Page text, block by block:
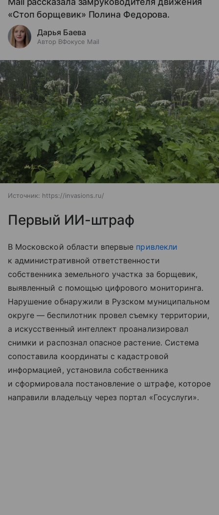
«Стоп борщевик» Полина Федорова.
Дарья Баева
Автор ВФокусе Mail
Источник: https://invasions.ru/
Первый ИИ-штраф
В Московской области впервые привлекли
к административной ответственности
собственника земельного участка за борщевик,
выявленный с помощью цифрового мониторинга.
Нарушение обнаружили в Рузском муниципальном
округе — беспилотник провел съемку территории,
а искусственный интеллект проанализировал
снимки и распознал опасное растение. Система
сопоставила координаты с кадастровой
информацией, установила собственника
и сформировала постановление о штрафе, которое
направили владельцу через портал «Госуслуги».